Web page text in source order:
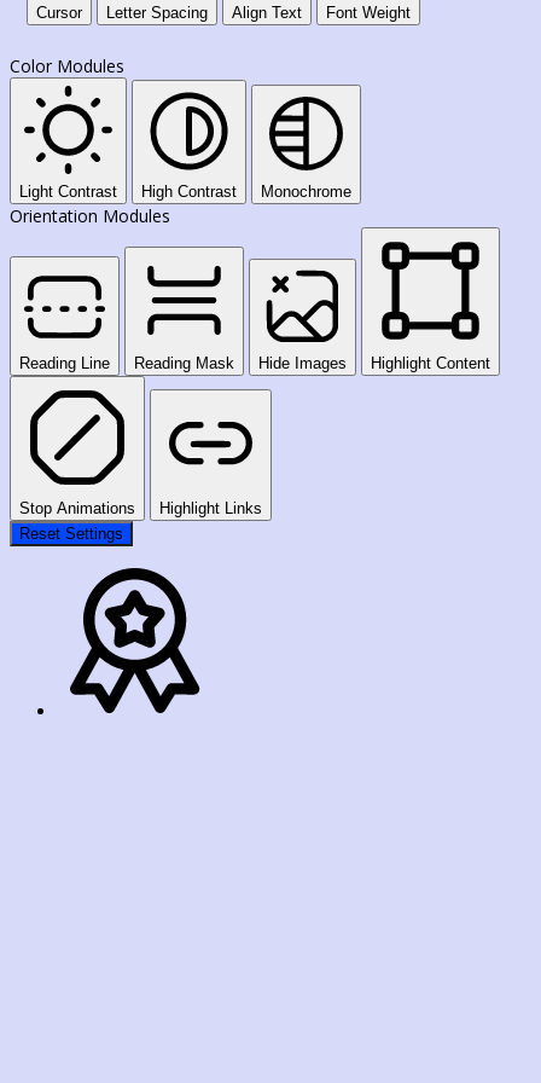
Cursor Letter Spacing Align Text Font Weight
Color Modules
Light Contrast High Contrast Monochrome
Orientation Modules
Reading Line Reading Mask Hide Images Highlight Content
Stop Animations
Highlight Links
Reset Settings